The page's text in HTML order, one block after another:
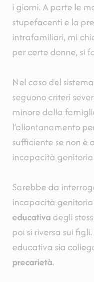
i giorni. A parte le
stupefacenti e la
intrafamiliari, mi
per certe donne, si
Nel caso del
seguono criteri
minore dalla
l’allontanamento
sufficiente se non
incapacità
Sarebbe da
incapacità
educativadegli
poi si riversa sui
educativa sia
precarietà.